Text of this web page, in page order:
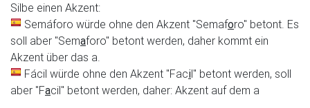
Silbe einen Akzent:
Semáforo würde ohne den Akzent "Semaforo" betont. Es
soll aber "Semaforo" betont werden, daher kommt ein
Akzent über das a.
Fácil würde ohne den Akzent "Facil" betont werden, soll
aber "Facil" betont werden, daher: Akzent auf dem a